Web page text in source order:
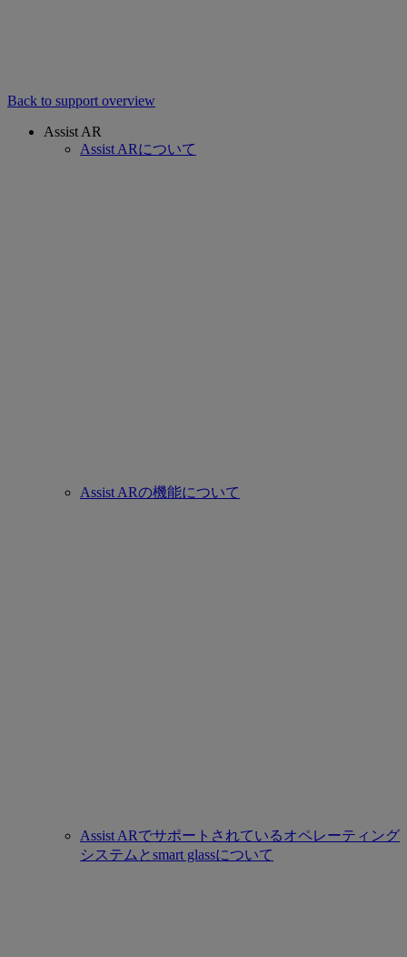
Back to support overview
Assist AR
Assist ARについて
Assist ARの機能について
Assist ARでサポートされているオペレーティング
システムとsmart glassについて